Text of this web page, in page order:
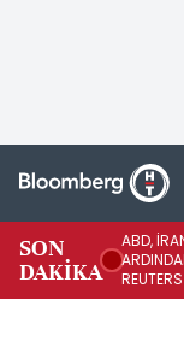
SON
DAKİKA
ABD,
REUTERS